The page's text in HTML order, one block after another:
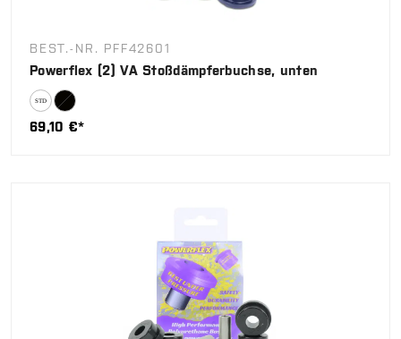
BEST.-NR. PFF42601
Powerflex (2) VA Stoßdämpferbuchse, unten
69,10 €*